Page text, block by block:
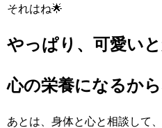
それはね🌟
やっぱり、可愛い
心の栄養になるか
あとは、身体と心と相談して